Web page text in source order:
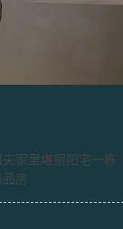
家里堪察阳宅一栋
房